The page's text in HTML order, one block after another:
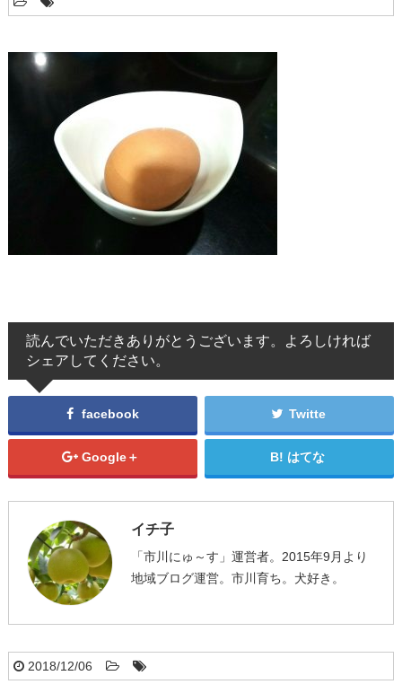
読んでいただきありがとうございます。よろしければ
シェアしてください。
facebook Twitte
Google＋ はてな
イチ子
「市川にゅ～す」運営者。2015年9月より
地域ブログ運営。市川育ち。犬好き。
2018/12/06